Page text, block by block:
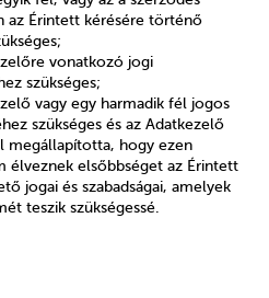
az Érintett kérésére történő
vonatkozó jogi
szükséges;
vagy egy harmadik fél jogos
szükséges és az Adatkezelő
megállapította, hogy ezen
élveznek elsőbbséget az Érintett
jogai és szabadságai, amelyek
teszik szükségessé.